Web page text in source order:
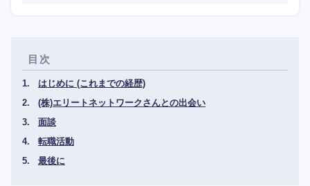
目次
はじめに (これまでの経歴)
(株)エリートネットワークさんとの出会い
面談
転職活動
最後に